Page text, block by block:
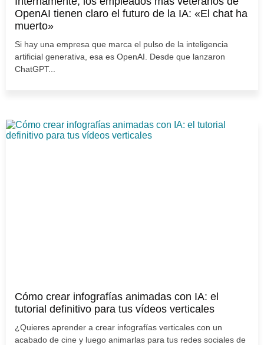
OpenAI tienen claro el futuro de la IA: «El chat ha
muerto»
Si hay una empresa que marca el pulso de la inteligencia
artificial generativa, esa es OpenAI. Desde que lanzaron
ChatGPT...
Cómo crear infografías animadas con IA: el
tutorial definitivo para tus vídeos verticales
¿Quieres aprender a crear infografías verticales con un
acabado de cine y luego animarlas para tus redes sociales de